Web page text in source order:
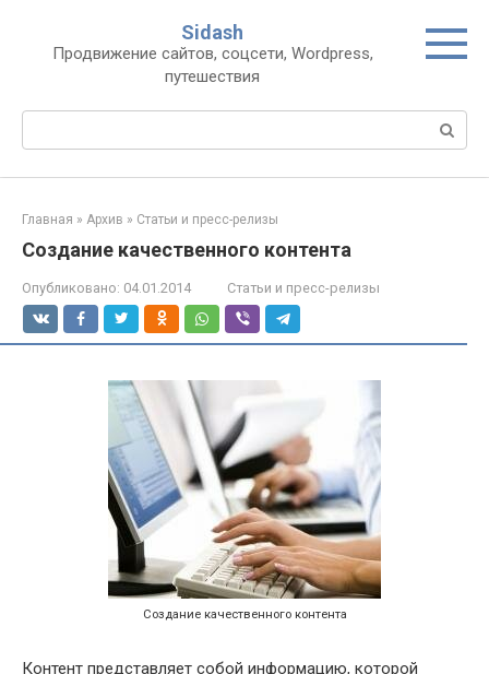
контенту
Sidash
Продвижение сайтов, соцсети, Wordpress,
путешествия
Главная » Архив » Статьи и пресс-релизы
Создание качественного контента
Опубликовано: 04.01.2014 Статьи и пресс-релизы
Создание качественного контента
Контент представляет собой информацию, которой